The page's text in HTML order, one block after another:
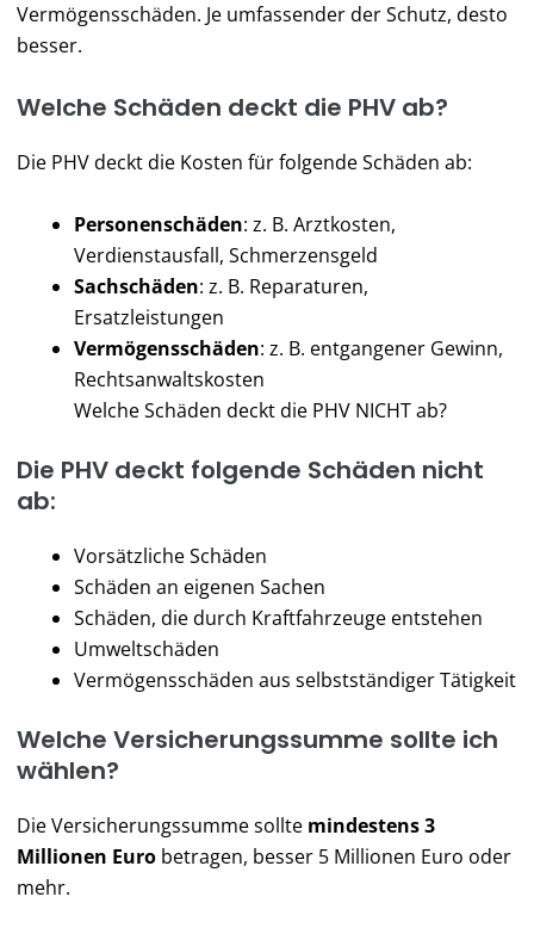
Vermögensschäden. Je umfassender der Schutz, desto
besser.
Welche Schäden deckt die PHV ab?
Die PHV deckt die Kosten für folgende Schäden ab:
Personenschäden: z. B. Arztkosten,
Verdienstausfall, Schmerzensgeld
Sachschäden: z. B. Reparaturen,
Ersatzleistungen
Vermögensschäden: z. B. entgangener Gewinn,
Rechtsanwaltskosten
Welche Schäden deckt die PHV NICHT ab?
Die PHV deckt folgende Schäden nicht
ab:
Vorsätzliche Schäden
Schäden an eigenen Sachen
Schäden, die durch Kraftfahrzeuge entstehen
Umweltschäden
Vermögensschäden aus selbstständiger Tätigkeit
Welche Versicherungssumme sollte ich
wählen?
Die Versicherungssumme sollte mindestens 3
Millionen Euro betragen, besser 5 Millionen Euro oder
mehr.